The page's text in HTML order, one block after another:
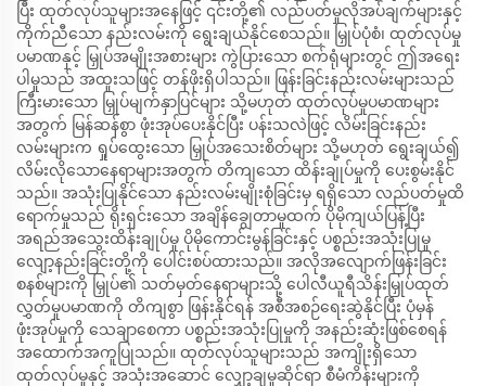
ပြီး ထုတ်လုပ်သူများအနေဖြင့် ၎င်းတို့၏ လည်ပတ်မှုလိုအပ်ချက်များနှင့်
ကိုက်ညီသော နည်းလမ်းကို ရွေးချယ်နိုင်စေသည်။ မြှုပ်ပုံစံ၊ ထုတ်လုပ်မှု
ပမာဏနှင့် မြှုပ်အမျိုးအစားများ ကွဲပြားသော စက်ရုံများတွင် ဤအရေး
ပါမှုသည် အထူးသဖြင့် တန်ဖိုးရှိပါသည်။ ဖြန်းခြင်းနည်းလမ်းများသည်
ကြီးမားသော မြှုပ်မျက်နှာပြင်များ သို့မဟုတ် ထုတ်လုပ်မှုပမာဏများ
အတွက် မြန်ဆန်စွာ ဖုံးအုပ်ပေးနိုင်ပြီး ပန်းသလဲဖြင့် လိမ်းခြင်းနည်း
လမ်းများက ရှုပ်ထွေးသော မြှုပ်အသေးစိတ်များ သို့မဟုတ် ရွေးချယ်၍
လိမ်းလိုသောနေရာများအတွက် တိကျသော ထိန်းချုပ်မှုကို ပေးစွမ်းနိုင်
သည်။ အသုံးပြုနိုင်သော နည်းလမ်းမျိုးစုံခြင်းမှ ရရှိသော လည်ပတ်မှုထိ
ရောက်မှုသည် ရိုးရှင်းသော အချိန်ချွေတာမှုထက် ပိုမိုကျယ်ပြန့်ပြီး
အရည်အသွေးထိန်းချုပ်မှု ပိုမိုကောင်းမွန်ခြင်းနှင့် ပစ္စည်းအသုံးပြုမှု
လျော့နည်းခြင်းတို့ကို ပေါင်းစပ်ထားသည်။ အလိုအလျောက်ဖြန်းခြင်း
စနစ်များကို မြှုပ်၏ သတ်မှတ်နေရာများသို့ ပေါလီယူရီသိန်းမြှုပ်ထုတ်
လွှတ်မှုပမာဏကို တိကျစွာ ဖြန်းနိုင်ရန် အစီအစဉ်ရေးဆွဲနိုင်ပြီး ပုံမှန်
ဖုံးအုပ်မှုကို သေချာစေကာ ပစ္စည်းအသုံးပြုမှုကို အနည်းဆုံးဖြစ်စေရန်
အထောက်အကူပြုသည်။ ထုတ်လုပ်သူများသည် အကျိုးရှိသော
ထုတ်လုပ်မှုနှင့် အသုံးအဆောင် လျှော့ချမှုဆိုင်ရာ စီမံကိန်းများကို